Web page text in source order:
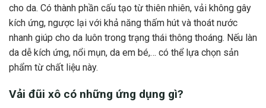
cho da. Có thành phần cấu tạo từ thiên nhiên, vải không gây
kích ứng, ngược lại với khả năng thấm hút và thoát nước
nhanh giúp cho da luôn trong trạng thái thông thoáng. Nếu làn
da dễ kích ứng, nổi mụn, da em bé,… có thể lựa chọn sản
phẩm từ chất liệu này.
Vải đũi xô có những ứng dụng gì?